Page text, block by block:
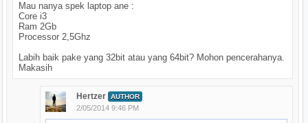
Mau nanya spek laptop ane :
Core i3
Ram 2Gb
Processor 2,5Ghz
Labih baik pake yang 32bit atau yang 64bit? Mohon pencerahanya.
Makasih
Hertzer AUTHOR
2/05/2014 9:46 PM